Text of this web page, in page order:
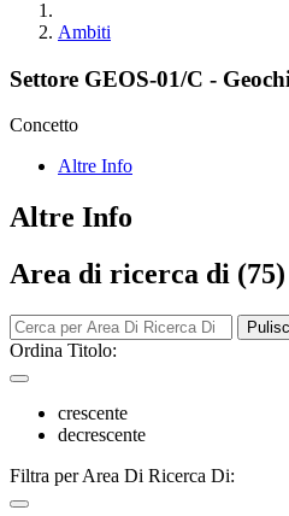
Ambiti
Settore GEOS-01/C -
Concetto
Altre Info
Altre Info
Area di ricerca di (75)
Ordina Titolo:
crescente
decrescente
Filtra per Area Di Ricerca Di: